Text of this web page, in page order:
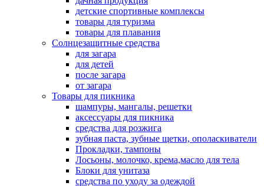
детские спортивные комплексы
товары для туризма
товары для плавания
Солнцезащитные средства
для загара
для детей
после загара
от загара
Товары для пикника
шампуры, мангалы, решетки
аксессуары для пикника
средства для розжига
зубная паста, зубные щетки, ополаскиватели
Прокладки, тампоны
Лосьоны, молочко, крема,масло для тела
Блоки для унитаза
средства по уходу за одеждой